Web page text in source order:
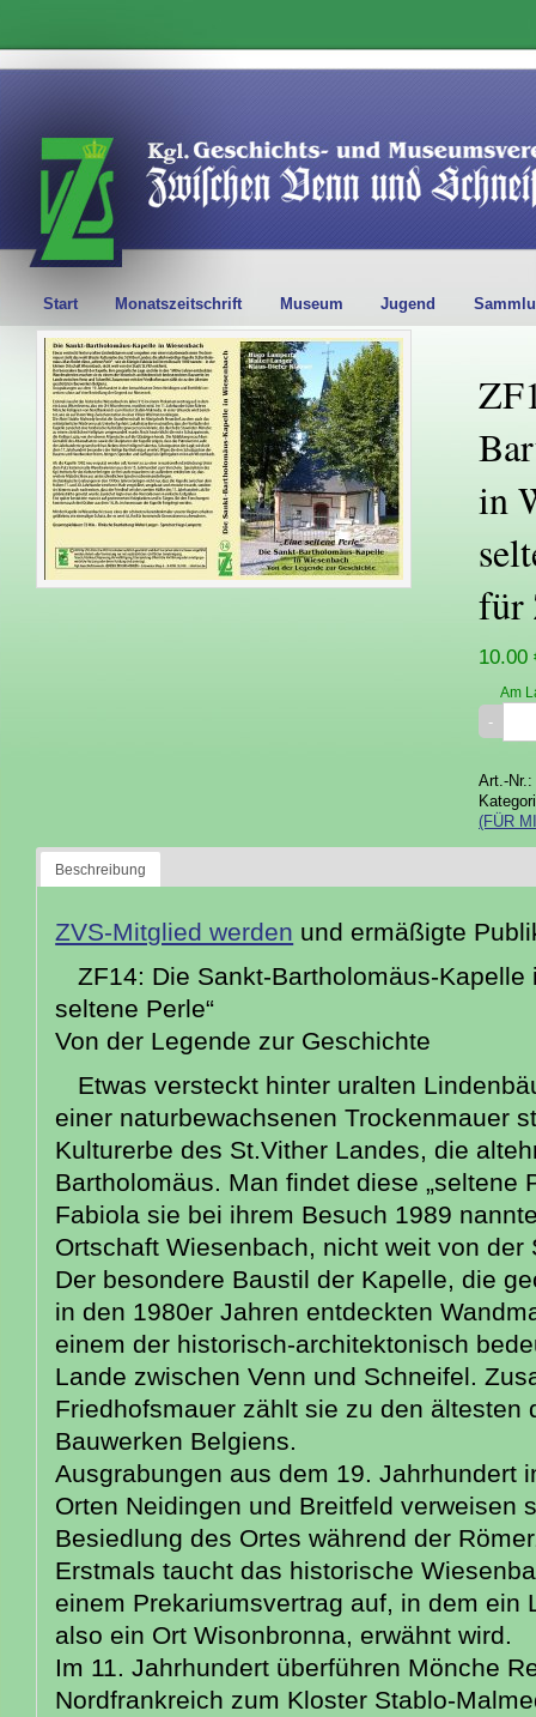
Start Monatszeitschrift Museum Jugend
in
für
10.00
Am
Art.-Nr.:
(FÜR
Beschreibung
ZVS-Mitglied werden und ermäßigte
ZF14: Die Sankt-Bartholomäus-Kapelle
seltene Perle“
Von der Legende zur Geschichte
Etwas versteckt hinter uralten
einer naturbewachsenen Trockenmauer
Kulturerbe des St.Vither Landes, die
Bartholomäus. Man findet diese „seltene
Fabiola sie bei ihrem Besuch 1989
Ortschaft Wiesenbach, nicht weit von der
Der besondere Baustil der Kapelle, die
in den 1980er Jahren entdeckten
einem der historisch-architektonisch
Lande zwischen Venn und Schneifel.
Friedhofsmauer zählt sie zu den ältesten
Bauwerken Belgiens.
Ausgrabungen aus dem 19. Jahrhundert
Orten Neidingen und Breitfeld verweisen
Besiedlung des Ortes während der
Erstmals taucht das historische
einem Prekariumsvertrag auf, in dem ein
also ein Ort Wisonbronna, erwähnt wird.
Im 11. Jahrhundert überführen Mönche
Nordfrankreich zum Kloster Stablo-